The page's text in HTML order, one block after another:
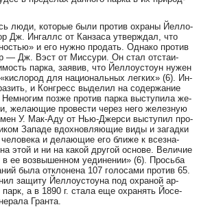
лю­ди, ко­то­рые бы­ли про­тив ох­ра­ны Йел­ло­
Дж. Ин­гал­лс от Кан­за­са ут­ве­рж­дал, что
и его нуж­но про­дать. Од­на­ко про­тив
— Дж. Вэст от Мис­су­ри. Он стал отс­та­и­
пар­ка, за­я­вив, что Йел­ло­ус­то­ун ну­жен
для на­ци­о­наль­ных лег­ких» (6). Ин­
и Конг­ресс вы­де­лил на со­дер­жа­ние
поз­же про­тив пар­ка выс­ту­пи­ла же­
же­ла­ю­щие про­вес­ти че­рез не­го же­лез­ную
У. Мак-Аду от Нью-Джер­си выс­ту­пил про­
За­па­де вдох­нов­ля­ю­щие ви­ды и за­гад­ки
и де­ла­ю­щие его бли­же к всез­на­
этой и ни на ка­кой дру­гой ос­но­ве. Ве­ли­чие
в ее воз­вы­шен­ном уе­ди­не­нии» (6). Прось­ба
бы­ла отк­ло­не­на 107 го­ло­са­ми про­тив 65.
за­щи­ту Йел­ло­ус­то­у­на под ох­ра­ной ар­
а в 1890 г. ста­ла еще ох­ра­нять Йо­се­
Гран­та.